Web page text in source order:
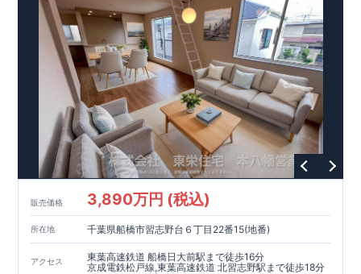
販売価格 3,890万円 (税込)
所在地 千葉県船橋市習志野台６丁目22番15(地番)
アクセス
東葉高速鉄道 船橋日大前駅まで徒歩16分
京成電鉄松戸線,東葉高速鉄道 北習志野駅まで徒歩18分